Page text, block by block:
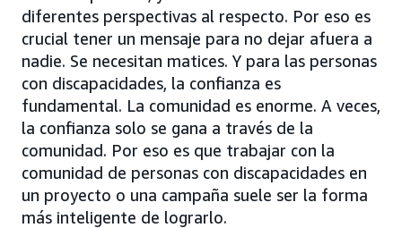
diferentes perspectivas al respecto. Por eso es
crucial tener un mensaje para no dejar afuera a
nadie. Se necesitan matices. Y para las personas
con discapacidades, la confianza es
fundamental. La comunidad es enorme. A veces,
la confianza solo se gana a través de la
comunidad. Por eso es que trabajar con la
comunidad de personas con discapacidades en
un proyecto o una campaña suele ser la forma
más inteligente de lograrlo.